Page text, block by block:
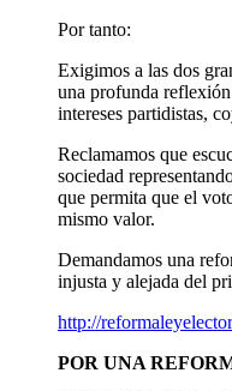
Por tanto:
Exigimos a las dos
una profunda
intereses partidistas,
Reclamamos que
sociedad
que permita que el
mismo valor.
Demandamos una
injusta y alejada del
http://
POR UNA